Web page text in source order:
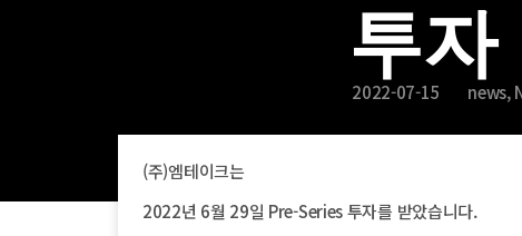
투자
2022-07-15 news,
(주)엠테이크는
2022년 6월 29일 Pre-Series 투자를 받았습니다.